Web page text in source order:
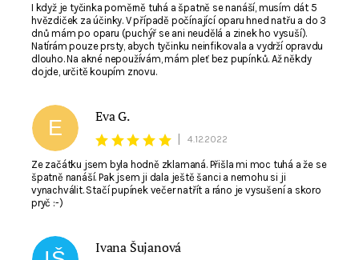
Souhlasím se zpracováním osobních údajů
mail není viditelný pro ostatní nakupující.
I když je tyčinka poměrně tuhá a špatně se nanáší, musím dát 5
hvězdiček za účinky. V případě počínající oparu hned natřu a do 3
dnů mám po oparu (puchýř se ani neudělá a zinek ho vysuší).
Natírám pouze prsty, abych tyčinku neinfikovala a vydrží opravdu
dlouho. Na akné nepoužívám, mám pleť bez pupínků. Až někdy
dojde, určitě koupím znovu.
E
Eva G.
| 4.12.2022
Ze začátku jsem byla hodně zklamaná. Přišla mi moc tuhá a že se
špatně nanáší. Pak jsem ji dala ještě šanci a nemohu si ji
vynachválit. Stačí pupínek večer natřít a ráno je vysušení a skoro
pryč :-)
Ivana Šujanová